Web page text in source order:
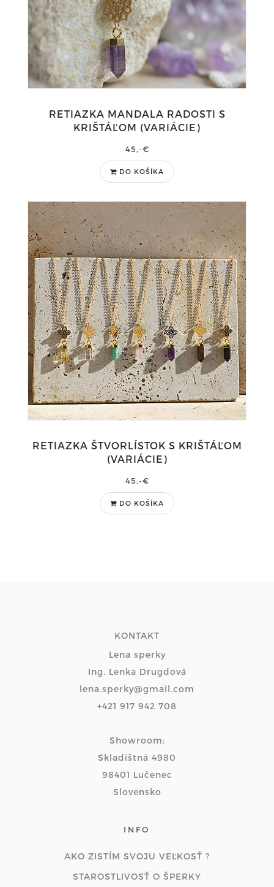
RETIAZKA MANDALA RADOSTI S
KRIŠTÁĽOM (VARIÁCIE)
45,-€
DO KOŠÍKA
RETIAZKA ŠTVORLÍSTOK S KRIŠTÁĽOM
(VARIÁCIE)
45,-€
DO KOŠÍKA
KONTAKT
Lena sperky
Ing. Lenka Drugdová
lena.sperky@gmail.com
+421 917 942 708
Showroom:
Skladištná 4980
98401 Lučenec
Slovensko
INFO
AKO ZISTÍM SVOJU VEĽKOSŤ ?
STAROSTLIVOSŤ O ŠPERKY